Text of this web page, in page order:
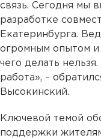
связь. Сегодня мы
разработке
Екатеринбурга.
огромным опытом и
чего делать
работа», –
Высокинский.
Ключевой темой
поддержки